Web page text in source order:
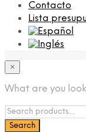
Contacto
Lista
×
What are you